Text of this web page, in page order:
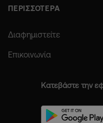
ΠΕΡΙΣΣΟΤΕΡΑ
Διαφημιστείτε
Επικοινωνία
Κατεβάστε την